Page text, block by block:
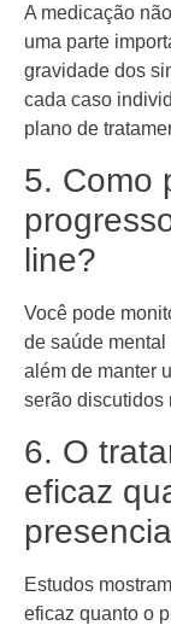
A medicação
uma parte
gravidade dos
cada caso
plano de
5. Como
line?
Você pode
de saúde
além de manter
serão discutidos
6. O
eficaz
Estudos
eficaz quanto o